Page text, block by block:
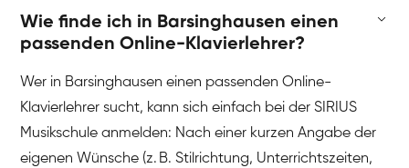
Wie finde ich in Barsinghausen einen
passenden Online-Klavierlehrer?
Wer in Barsinghausen einen passenden Online-
Klavierlehrer sucht, kann sich einfach bei der SIRIUS
Musikschule anmelden: Nach einer kurzen Angabe der
eigenen Wünsche (z. B. Stilrichtung, Unterrichtszeiten,